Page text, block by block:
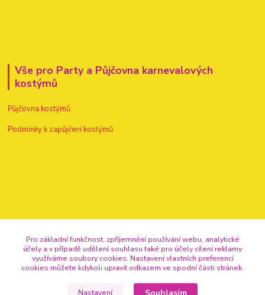
Vše pro Party a Půjčovna karnevalových
kostýmů
Půjčovna kostýmů
Podmínky k zapůjčení kostýmů
Kontakty
Pro základní funkčnost, zpříjemnění používání webu, analytické
účely a v případě udělení souhlasu také pro účely cílení reklamy
využíváme soubory cookies. Nastavení vlastních preferencí
cookies můžete kdykoli upravit odkazem ve spodní části stránek.
Nastavení